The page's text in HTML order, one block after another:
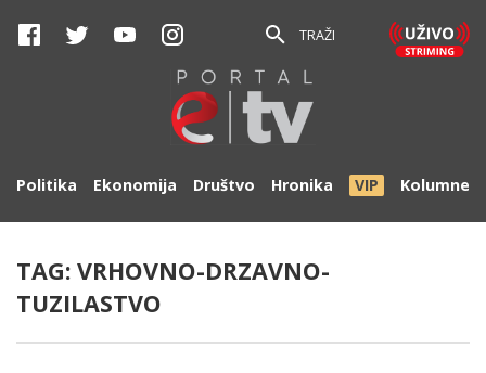
TRAŽI
Politika Ekonomija Društvo Hronika VIP Kolumne
TAG: VRHOVNO-DRZAVNO-
TUZILASTVO